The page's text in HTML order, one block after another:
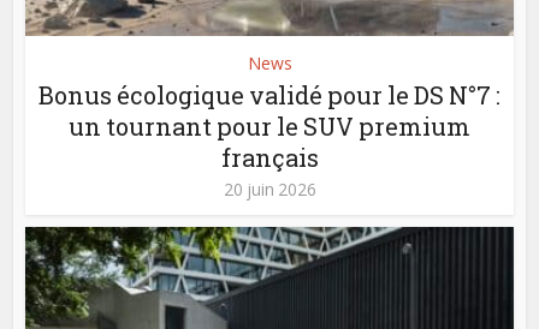
News
Bonus écologique validé pour le DS N°7 :
un tournant pour le SUV premium
français
20 juin 2026